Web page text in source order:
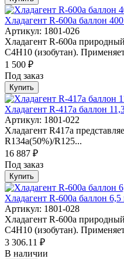
Хладагент R-600а баллон
Артикул: 1801-026
Хладагент R-600a
С4Н10 (изобутан).
1 500 ₽
Под заказ
Купить
Хладагент R-417a баллон
Артикул: 1801-022
Хладагент R417a
R134a(50%)/R125...
16 887 ₽
Под заказ
Купить
Хладагент R-600а баллон 6,5
Артикул: 1801-028
Хладагент R-600a
С4Н10 (изобутан).
3 306.11 ₽
В наличии